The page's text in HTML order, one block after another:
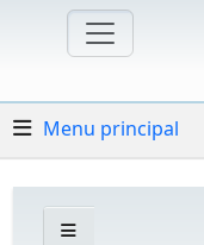
Menu principal